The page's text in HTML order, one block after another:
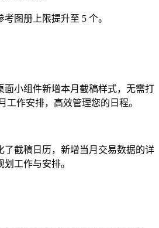
图册上限提升至 5 个。
小组件新增本月截稿样式，无需打
工作安排，高效管理您的日程。
截稿日历，新增当月交易数据的详
工作与安排。